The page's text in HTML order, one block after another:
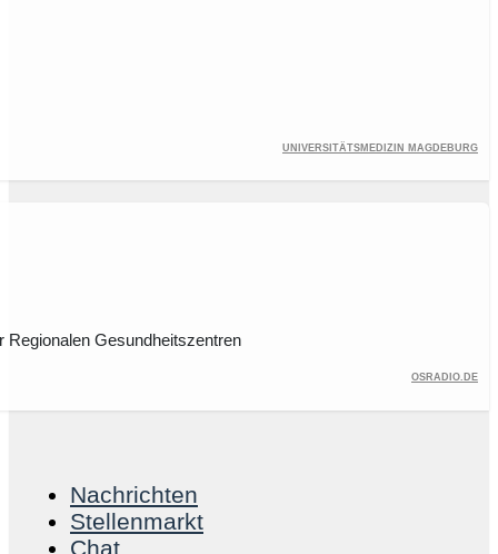
Universitätsmedizin Magdeburg
Gesundheitszentren
osradio.de
Nachrichten
Stellenmarkt
Chat